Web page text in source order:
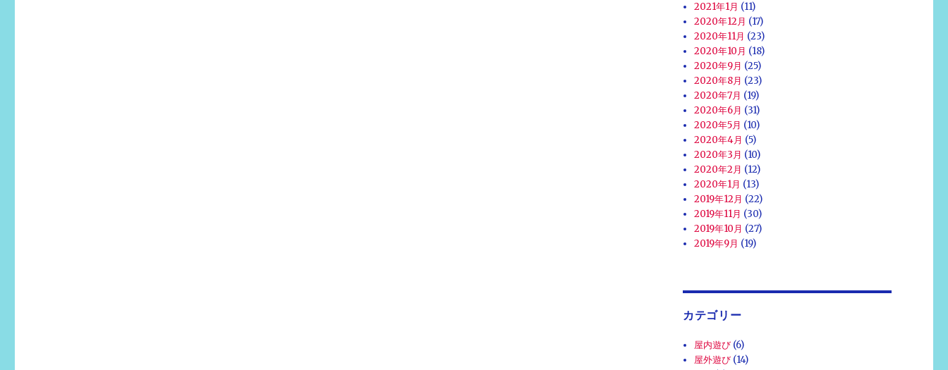
2021年1月 (11)
2020年12月 (17)
2020年11月 (23)
2020年10月 (18)
2020年9月 (25)
2020年8月 (23)
2020年7月 (19)
2020年6月 (31)
2020年5月 (10)
2020年4月 (5)
2020年3月 (10)
2020年2月 (12)
2020年1月 (13)
2019年12月 (22)
2019年11月 (30)
2019年10月 (27)
2019年9月 (19)
カテゴリー
屋内遊び (6)
屋外遊び (14)